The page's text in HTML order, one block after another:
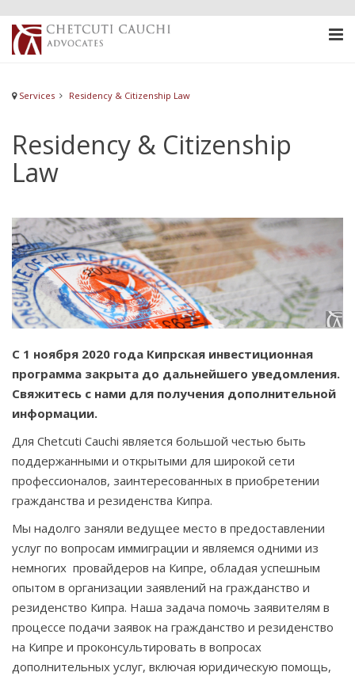
Services Residency & Citizenship Law
Residency & Citizenship
Law
С 1 ноября 2020 года Кипрская инвестиционная
программа закрыта до дальнейшего уведомления.
Свяжитесь с нами для получения дополнительной
информации.
Для Chetcuti Cauchi является большой честью быть
поддержанными и открытыми для широкой сети
профессионалов, заинтересованных в приобретении
гражданства и резиденства Кипра.
Мы надолго заняли ведущее место в предоставлении
услуг по вопросам иммиграции и являемся одними из
немногих провайдеров на Кипре, обладая успешным
опытом в организации заявлений на гражданство и
резиденство Кипра. Наша задача помочь заявителям в
процессе подачи заявок на гражданство и резиденство
на Кипре и проконсультировать в вопросах
дополнительных услуг, включая юридическую помощь,